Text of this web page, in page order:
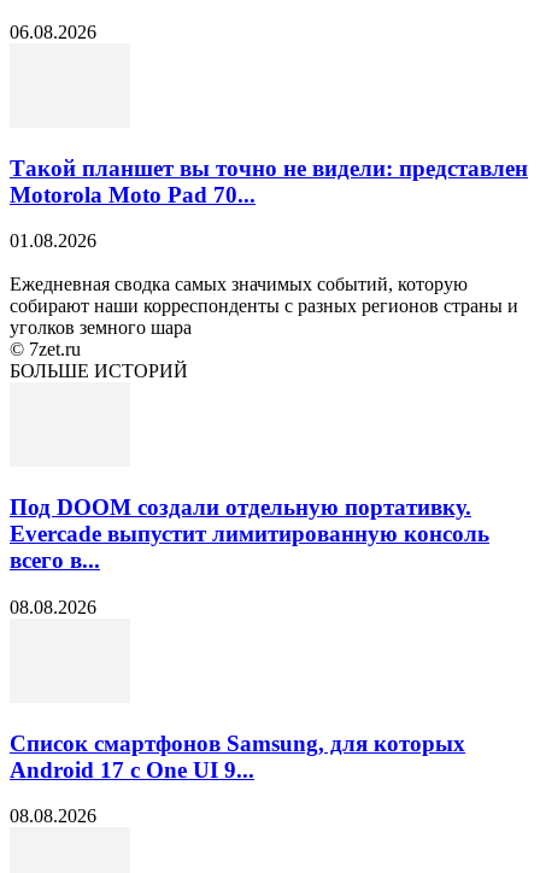
06.08.2026
Такой планшет вы точно не видели: представлен
Motorola Moto Pad 70...
01.08.2026
Ежедневная сводка самых значимых событий, которую
собирают наши корреспонденты с разных регионов страны и
уголков земного шара
© 7zet.ru
БОЛЬШЕ ИСТОРИЙ
Под DOOM создали отдельную портативку.
Evercade выпустит лимитированную консоль
всего в...
08.08.2026
Список смартфонов Samsung, для которых
Android 17 с One UI 9...
08.08.2026